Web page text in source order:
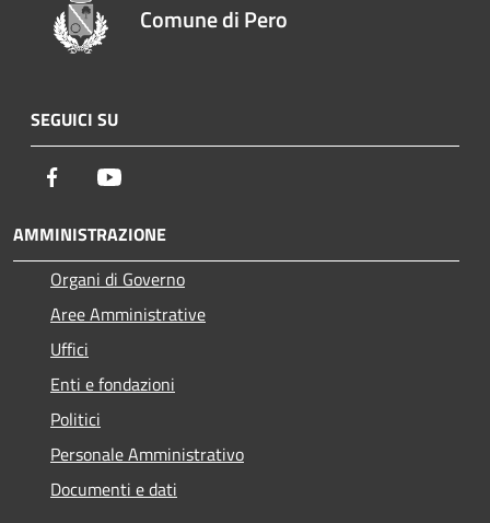
Comune di Pero
SEGUICI SU
Facebook
AMMINISTRAZIONE
Organi di Governo
Aree Amministrative
Uffici
Enti e fondazioni
Politici
Personale Amministrativo
Documenti e dati